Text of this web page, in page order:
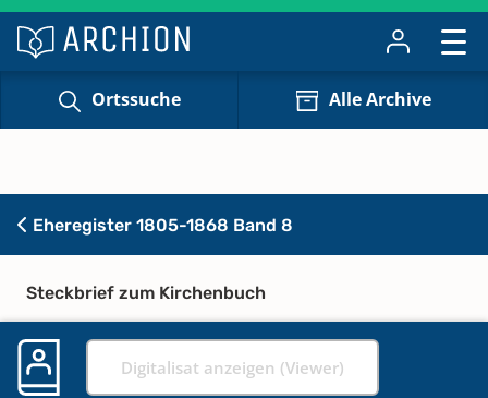
Ortssuche Alle Archive
Eheregister 1805-1868 Band 8
Steckbrief zum Kirchenbuch
Digitalisat anzeigen (Viewer)